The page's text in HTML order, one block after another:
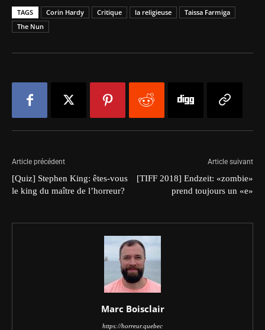
TAGS Corin Hardy Critique la religieuse
Taissa Farmiga
The Nun
Article précédent
[Quiz] Stephen King: êtes-vous
le king du maître de l’horreur?
Article suivant
[TIFF 2018] Endzeit: «zombie»
prend toujours un «e»
Marc Boisclair
https://horreur.quebec